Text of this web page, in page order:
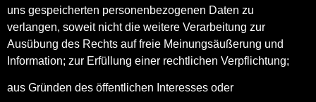
uns gespeicherten personenbezogenen Daten zu
verlangen, soweit nicht die weitere Verarbeitung zur
Ausübung des Rechts auf freie Meinungsäußerung und
Information; zur Erfüllung einer rechtlichen Verpflichtung;
aus Gründen des öffentlichen Interesses oder